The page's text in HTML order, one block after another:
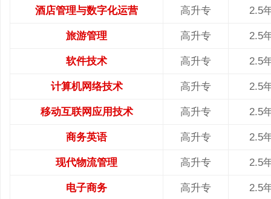
酒店管理与数字化运营 高升专 2.5
旅游管理 高升专 2.5
软件技术 高升专 2.5
计算机网络技术 高升专 2.5
移动互联网应用技术 高升专 2.5
商务英语 高升专 2.5
现代物流管理 高升专 2.5
电子商务 高升专 2.5